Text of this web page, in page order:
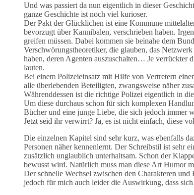
Und was passiert da nun eigentlich in dieser
ganze Geschichte ist noch viel kurioser.
Der Pakt der Glücklichen ist eine Kommune
bevorzugt über Kannibalen, verschrieben haben.
greifen müssen. Dabei kommen sie beinahe dem
Verschwörungstheoretiker, die glauben, das
haben, deren Agenten auszuschalten… Je verrückter
lauten.
Bei einem Polizeieinsatz mit Hilfe von Vertretern
alle überlebenden Beteiligten, zwangsweise näher
Währenddessen ist die richtige Polizei eigentlich in
Um diese durchaus schon für sich komplexen
Bücher und eine junge Liebe, die sich jedoch immer
Jetzt seid ihr verwirrt? Ja, es ist nicht einfach, diese
Die einzelnen Kapitel sind sehr kurz, was ebenfalls
Personen näher kennenlernt. Der Schreibstil ist sehr
zusätzlich unglaublich unterhaltsam. Schon der
bewusst wird. Natürlich muss man diese Art Humor
Der schnelle Wechsel zwischen den Charakteren
jedoch für mich auch leider die Auswirkung, dass